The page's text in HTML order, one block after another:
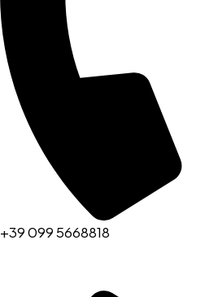
+39 099 5668818